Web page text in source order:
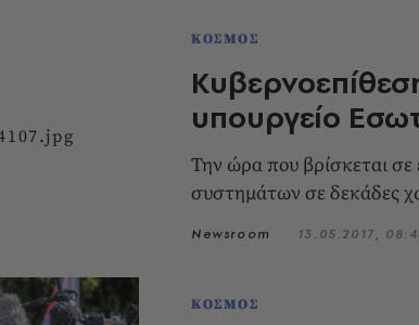
ΚΟΣΜΟΣ
υπουργείο
Την ώρα που βρίσκεται σε
συστημάτων σε δεκάδες
Newsroom 13.05.2017,
ΚΟΣΜΟΣ